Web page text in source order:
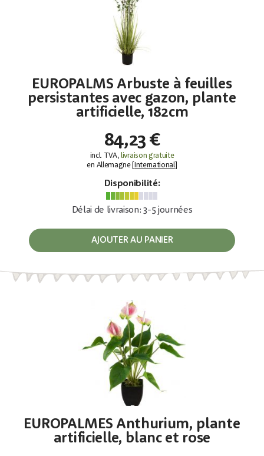
EUROPALMS Arbuste à feuilles
persistantes avec gazon, plante
artificielle, 182cm
84,23 €
incl. TVA, livraison gratuite
en Allemagne [
International]
Disponibilité:
Délai de livraison: 3-5 journées
AJOUTER AU PANIER
EUROPALMES Anthurium, plante
artificielle, blanc et rose